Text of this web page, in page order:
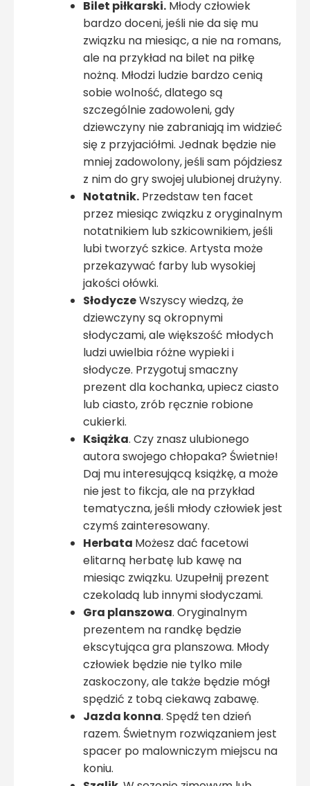
Bilet piłkarski. Młody człowiek
bardzo doceni, jeśli nie da się mu
związku na miesiąc, a nie na romans,
ale na przykład na bilet na piłkę
nożną. Młodzi ludzie bardzo cenią
sobie wolność, dlatego są
szczególnie zadowoleni, gdy
dziewczyny nie zabraniają im widzieć
się z przyjaciółmi. Jednak będzie nie
mniej zadowolony, jeśli sam pójdziesz
z nim do gry swojej ulubionej drużyny.
Notatnik. Przedstaw ten facet
przez miesiąc związku z oryginalnym
notatnikiem lub szkicownikiem, jeśli
lubi tworzyć szkice. Artysta może
przekazywać farby lub wysokiej
jakości ołówki.
SłodyczeWszyscy wiedzą, że
dziewczyny są okropnymi
słodyczami, ale większość młodych
ludzi uwielbia różne wypieki i
słodycze. Przygotuj smaczny
prezent dla kochanka, upiecz ciasto
lub ciasto, zrób ręcznie robione
cukierki.
Książka. Czy znasz ulubionego
autora swojego chłopaka? Świetnie!
Daj mu interesującą książkę, a może
nie jest to fikcja, ale na przykład
tematyczna, jeśli młody człowiek jest
czymś zainteresowany.
Herbata Możesz dać facetowi
elitarną herbatę lub kawę na
miesiąc związku. Uzupełnij prezent
czekoladą lub innymi słodyczami.
Gra planszowa. Oryginalnym
prezentem na randkę będzie
ekscytująca gra planszowa. Młody
człowiek będzie nie tylko mile
zaskoczony, ale także będzie mógł
spędzić z tobą ciekawą zabawę.
Jazda konna. Spędź ten dzień
razem. Świetnym rozwiązaniem jest
spacer po malowniczym miejscu na
koniu.